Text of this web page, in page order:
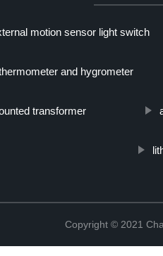
motion sensor light switch
and hygrometer
transformer
Copyright © 2021